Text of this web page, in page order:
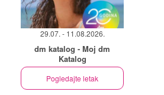
29.07. - 11.08.2026.
dm katalog - Moj dm
Katalog
Pogledajte letak